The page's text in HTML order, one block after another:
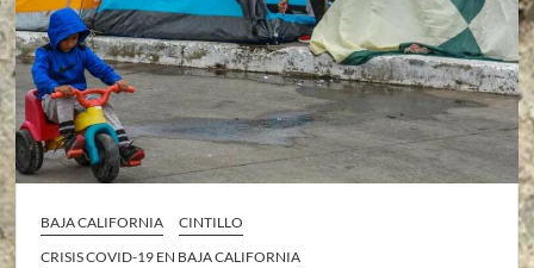
BAJA CALIFORNIA
CINTILLO
CRISIS COVID-19 EN BAJA CALIFORNIA